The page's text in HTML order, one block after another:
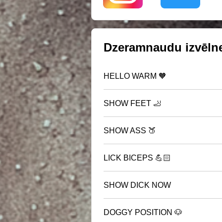
Dzeramnaudu
HELLO WARM 🧡
SHOW FEET 🦶
SHOW ASS 🍑
LICK BICEPS 💪🏻
SHOW DICK NOW
DOGGY POSITION 🐶